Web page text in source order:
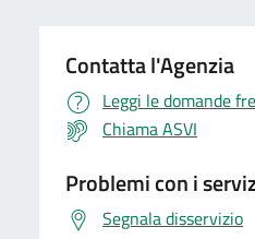
Contatta l'Agenzia
Leggi le domande
Chiama ASVI
Problemi con i
Segnala disservizio